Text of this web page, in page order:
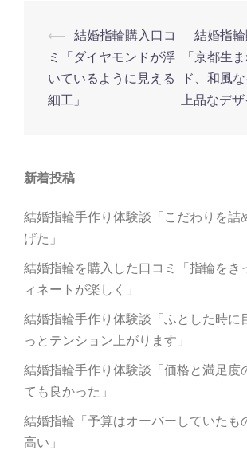
投
稿
ナ
シ
ョ
ン
⟵ 結婚指輪購入口コ
ミ「ダイヤモンドが浮
いているように見える
細工」
結婚指
「京都生
ド、和風
上品なデザ
新着投稿
結婚指輪手作り体験談「こだわりを詰
げた」
結婚指輪を購入した口コミ「指輪をき
ィネートが楽しく」
結婚指輪手作り体験談「ふとした時に
っとテンション上がります」
結婚指輪手作り体験談「価格と満足度
ても良かった」
結婚指輪「予算はオーバーしていたも
高い」